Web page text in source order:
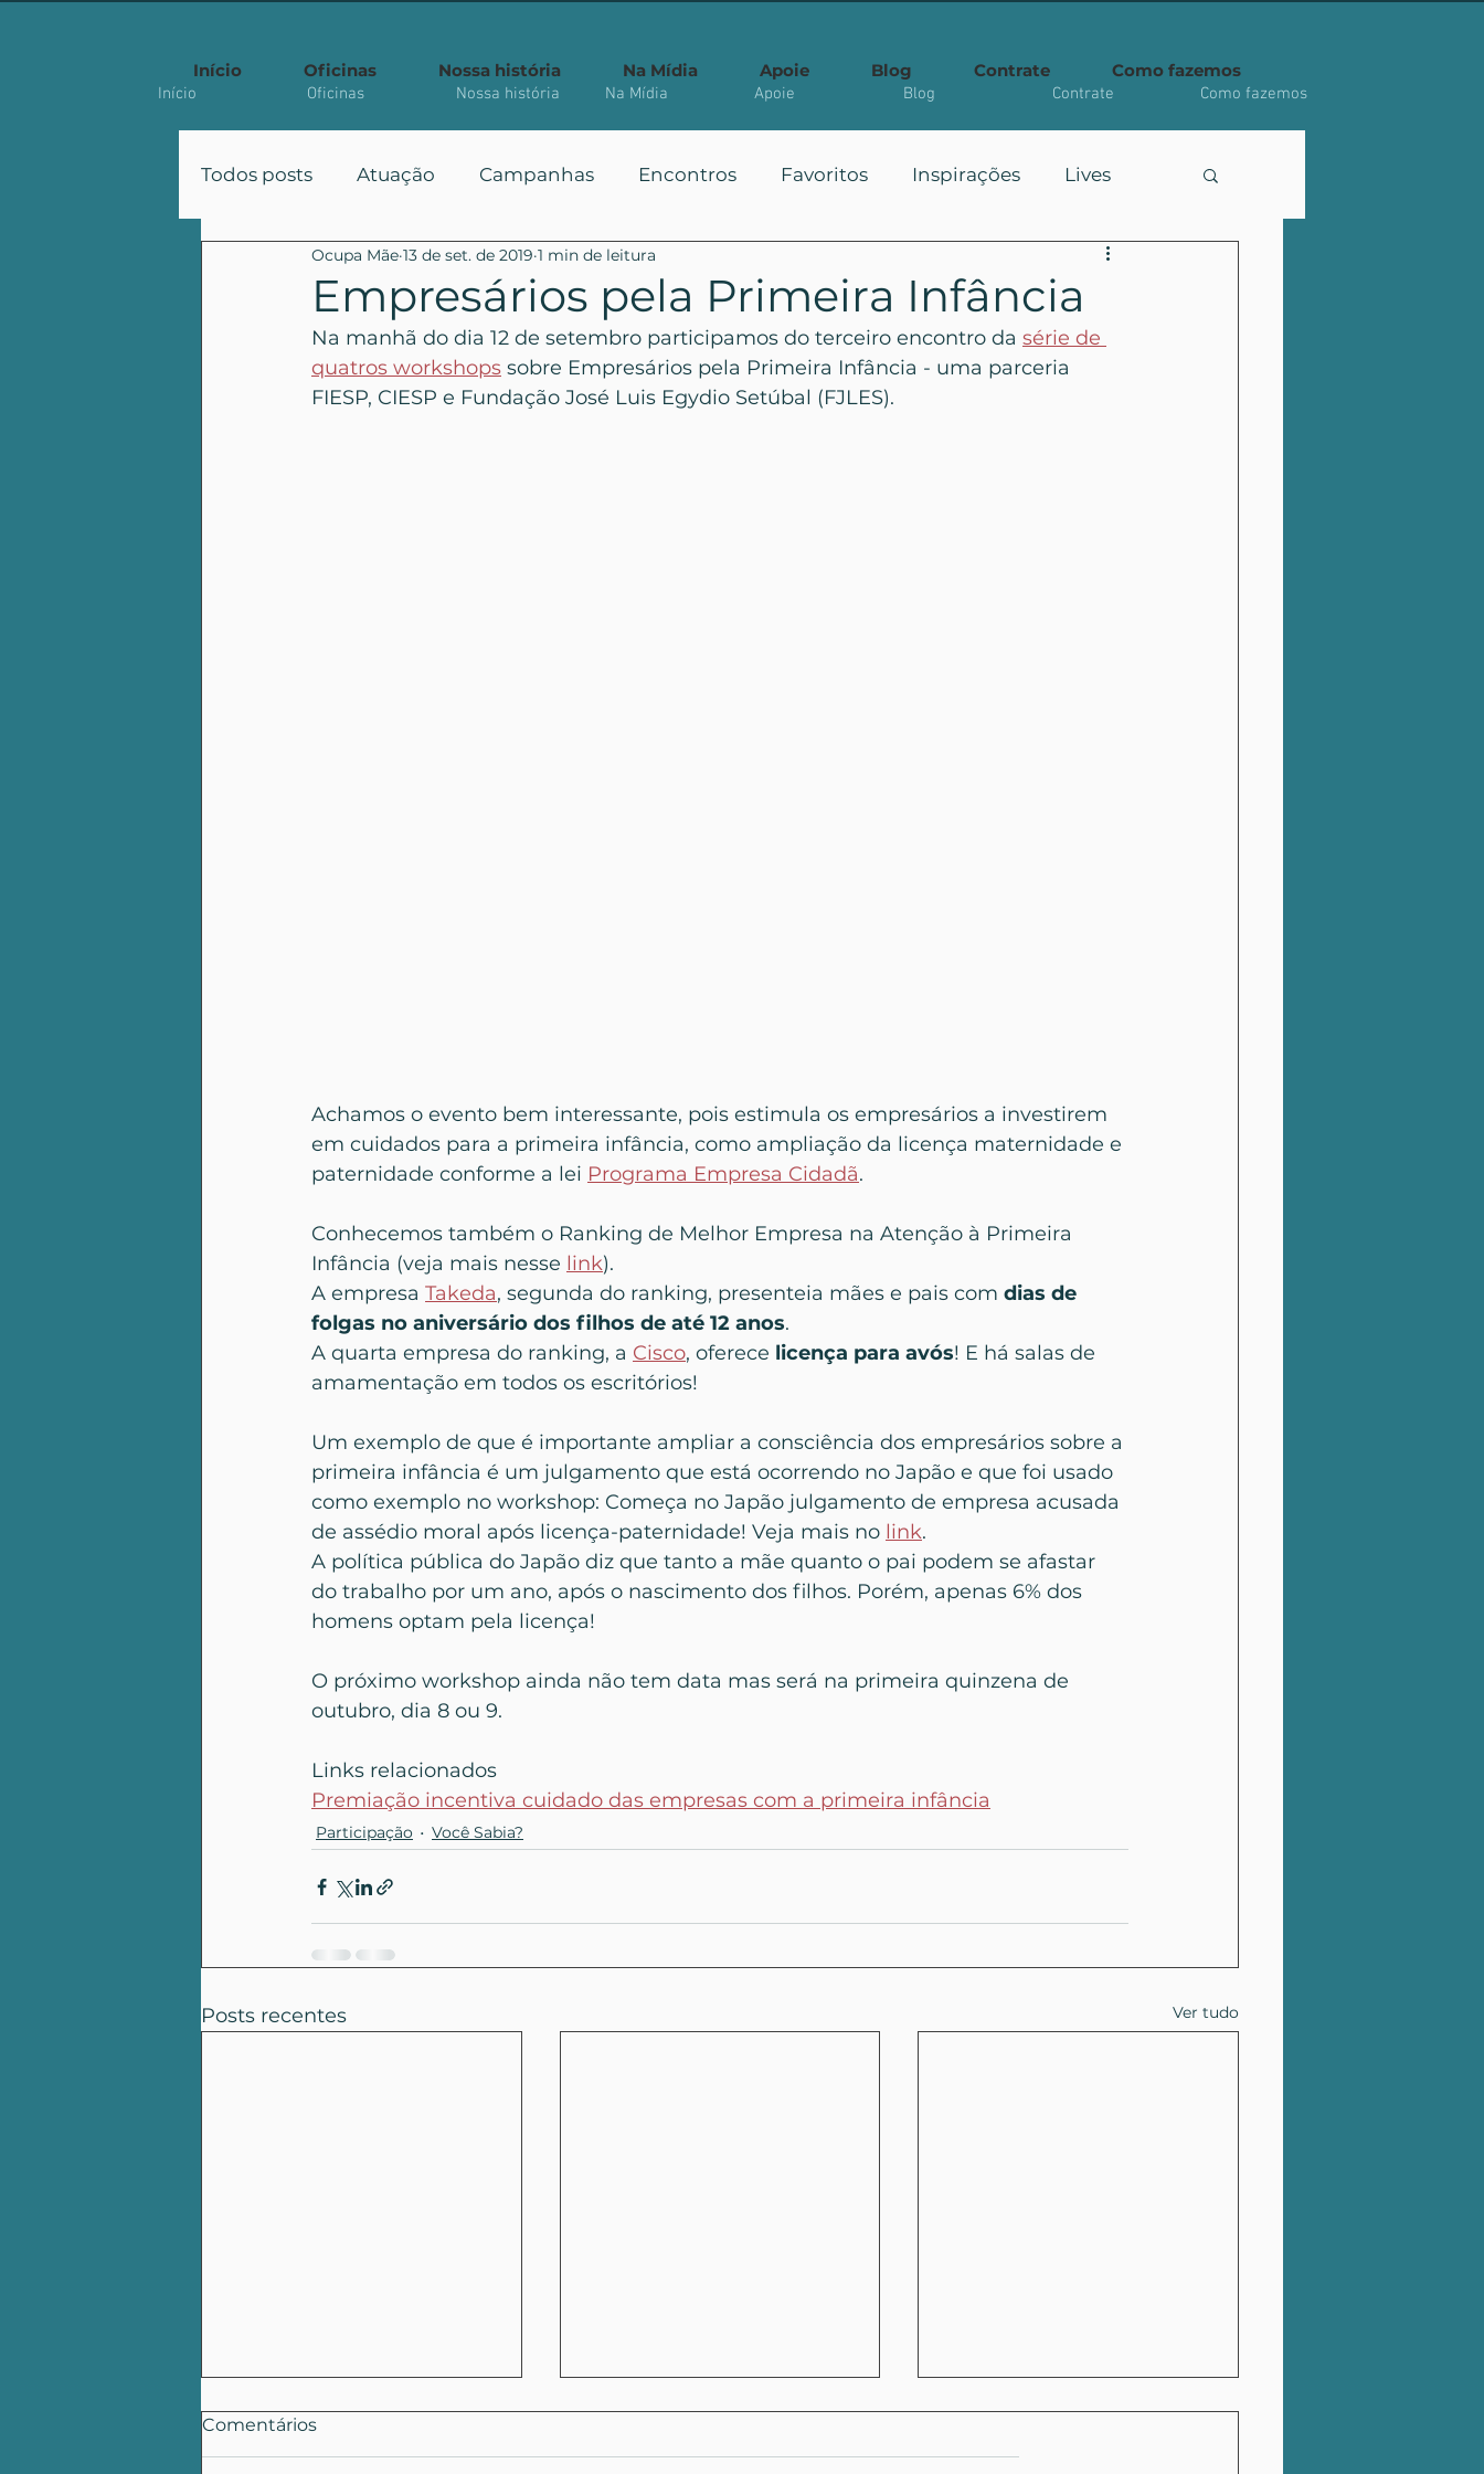
Início Oficinas Nossa história Na Mídia Apoie Blog Contrate Como fazemos
Todos posts Atuação Campanhas Encontros Favoritos Inspirações Lives
Participação Políticas Públicas Você Sabia?
Artigo Acadêmico
Empresários pela Primeira Infância
Ocupa Mãe 13 de set. de 2019 1 min de leitura
Na manhã do dia 12 de setembro participamos do terceiro encontro da série de
quatros workshops sobre Empresários pela Primeira Infância - uma parceria
FIESP, CIESP e Fundação José Luis Egydio Setúbal (FJLES).
Achamos o evento bem interessante, pois estimula os empresários a investirem
em cuidados para a primeira infância, como ampliação da licença maternidade e
paternidade conforme a lei Programa Empresa Cidadã.
Conhecemos também o Ranking de Melhor Empresa na Atenção à Primeira
Infância (veja mais nesse link).
A empresa Takeda, segunda do ranking, presenteia mães e pais com dias de
folgas no aniversário dos filhos de até 12 anos.
A quarta empresa do ranking, a Cisco, oferece licença para avós! E há salas de
amamentação em todos os escritórios!
Um exemplo de que é importante ampliar a consciência dos empresários sobre a
primeira infância é um julgamento que está ocorrendo no Japão e que foi usado
como exemplo no workshop: Começa no Japão julgamento de empresa acusada
de assédio moral após licença-paternidade! Veja mais no link.
A política pública do Japão diz que tanto a mãe quanto o pai podem se afastar
do trabalho por um ano, após o nascimento dos filhos. Porém, apenas 6% dos
homens optam pela licença!
O próximo workshop ainda não tem data mas será na primeira quinzena de
outubro, dia 8 ou 9.
Links relacionados
Premiação incentiva cuidado das empresas com a primeira infância
Participação Você Sabia?
Posts recentes Ver tudo
Comentários
Início Oficinas Nossa história Na Mídia Apoie Blog Contrate Como fazemos